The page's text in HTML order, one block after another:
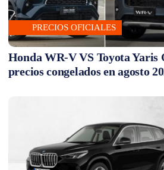
PRECIOS OFICIALES
Honda WR-V VS Toyota Yaris
precios congelados en agosto